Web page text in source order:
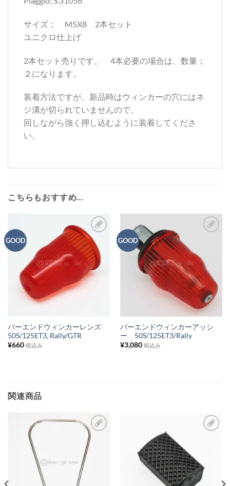
サイズ； M5X8 2本セット
ユニクロ仕上げ
2本セット売りです。 4本必要の場合は、数量；
２になります。
装着方法ですが、新品時はウィンカーの穴にはネ
ジ溝が切られていませんので、
回しながら強く押し込むように装着してくださ
い。
こちらもおすすめ…
GOOD
お
気
に
入
ス
バーエンドウィンカーレンズ
50S/125ET3, Rally/GTR
¥660 税込み
GOOD
気
に
入
り
リ
ス
バーエンドウィンカーアッシ
ー 50S/125ET3/Rally
¥3,080 税込み
関連商品
お
気
に
入